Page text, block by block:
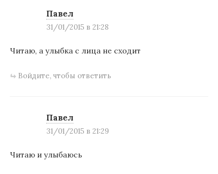
п
с
Павел
31/01/2015 в 21:28
Читаю, а улыбка с лица не сходит
Войдите, чтобы ответить
Павел
31/01/2015 в 21:29
Читаю и улыбаюсь